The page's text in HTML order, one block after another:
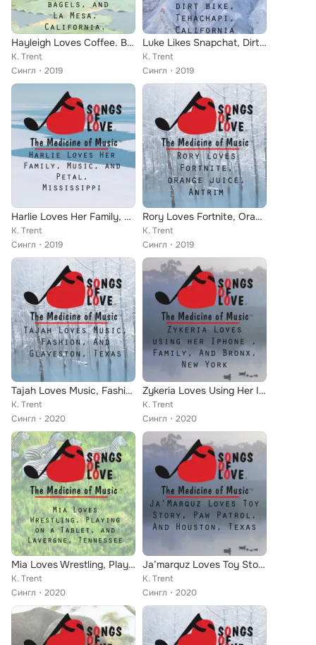
Hayleigh Loves Coffee. Bagels, and La Mesa, California.
K. Trent
Сингл
2019
Luke Likes Snapchat, Dirt Bike, Tehachapi, California
K. Trent
Сингл
2019
Harlie Loves Her Family, Music, and Petal, Mississippi
K. Trent
Сингл
2019
Rory Loves Fortnite, Orange Juice, Antrim
K. Trent
Сингл
2019
Tajah Loves Music, Fashion, and Glaveston, Texas
K. Trent
Сингл
2020
Zykeria Loves Using Her Iphone , Family, and Bronx, New York
K. Trent
Сингл
2020
Mia Loves Wrestling, Playing on a Tablet, and Lavergne, Tennessee
K. Trent
Сингл
2020
Ja’marquz Loves Toy Story, Paw Patrol, and Houston, Texas
K. Trent
Сингл
2020